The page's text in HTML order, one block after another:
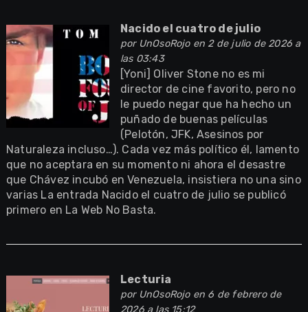
Nacido el cuatro de julio
por UnOsoRojoen 2 de julio de 2026 a
las 03:43
[Yoni] Oliver Stone no es mi
director de cine favorito, pero no
le puedo negar que ha hecho un
puñado de buenas películas
(Pelotón, JFK, Asesinos por
Naturaleza incluso…). Cada vez más político él, lamento
que no aceptara en su momento ni ahora el desastre
que Chávez incubó en Venezuela, insistiera no una sino
varias La entrada Nacido el cuatro de julio se publicó
primero en La Web No Basta.
Lecturia
por UnOsoRojoen 6 de febrero de
2026 a las 15:12